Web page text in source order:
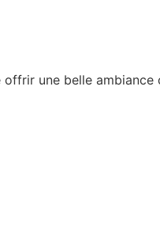
une belle ambiance